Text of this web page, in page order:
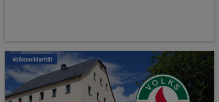
Volkssolidarität